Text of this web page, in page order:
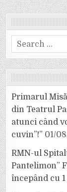
Search
for:
Primarul
din Teatrul
atunci când
cuvin”!” 01/
RMN-ul
Pantelimon”
începând cu